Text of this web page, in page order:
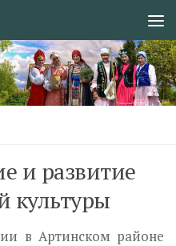
и развитие
культуры
в Артинском районе